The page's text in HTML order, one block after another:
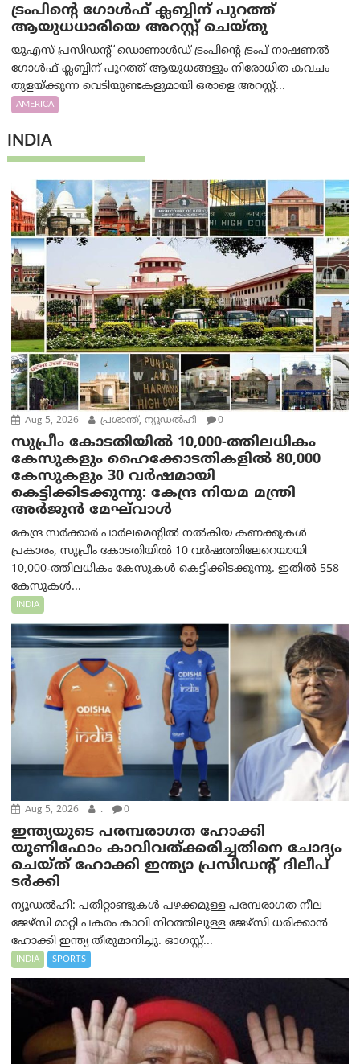
ട്രംപിന്റെ ഗോൾഫ് ക്ലബ്ബിന് പുറത്ത്
ആയുധധാരിയെ അറസ്റ്റ് ചെയ്തു
യുഎസ് പ്രസിഡന്റ് ഡൊണാൾഡ് ട്രംപിന്റെ ട്രംപ് നാഷണൽ
ഗോൾഫ് ക്ലബ്ബിന് പുറത്ത് ആയുധങ്ങളും നിരോധിത കവചം
തുളയ്ക്കുന്ന വെടിയുണ്ടകളുമായി ഒരാളെ അറസ്റ്റ്...
AMERICA
INDIA
Aug 5, 2026 പ്രശാന്ത്, ന്യൂഡല്‍ഹി 0
സുപ്രീം കോടതിയിൽ 10,000-ത്തിലധികം
കേസുകളും ഹൈക്കോടതികളിൽ 80,000
കേസുകളും 30 വർഷമായി
കെട്ടിക്കിടക്കുന്നു: കേന്ദ്ര നിയമ മന്ത്രി
അര്‍ജുന്‍ മേഘ്‌വാള്‍
കേന്ദ്ര സർക്കാർ പാർലമെന്റിൽ നൽകിയ കണക്കുകൾ
പ്രകാരം, സുപ്രീം കോടതിയിൽ 10 വർഷത്തിലേറെയായി
10,000-ത്തിലധികം കേസുകൾ കെട്ടിക്കിടക്കുന്നു. ഇതിൽ 558
കേസുകൾ...
INDIA
Aug 5, 2026 . 0
ഇന്ത്യയുടെ പരമ്പരാഗത ഹോക്കി
യൂണിഫോം കാവിവത്ക്കരിച്ചതിനെ ചോദ്യം
ചെയ്ത് ഹോക്കി ഇന്ത്യാ പ്രസിഡന്റ് ദിലീപ്
ടര്‍ക്കി
ന്യൂഡൽഹി: പതിറ്റാണ്ടുകൾ പഴക്കമുള്ള പരമ്പരാഗത നീല
ജേഴ്‌സി മാറ്റി പകരം കാവി നിറത്തിലുള്ള ജേഴ്‌സി ധരിക്കാൻ
ഹോക്കി ഇന്ത്യ തീരുമാനിച്ചു. ഓഗസ്റ്റ്...
INDIA SPORTS